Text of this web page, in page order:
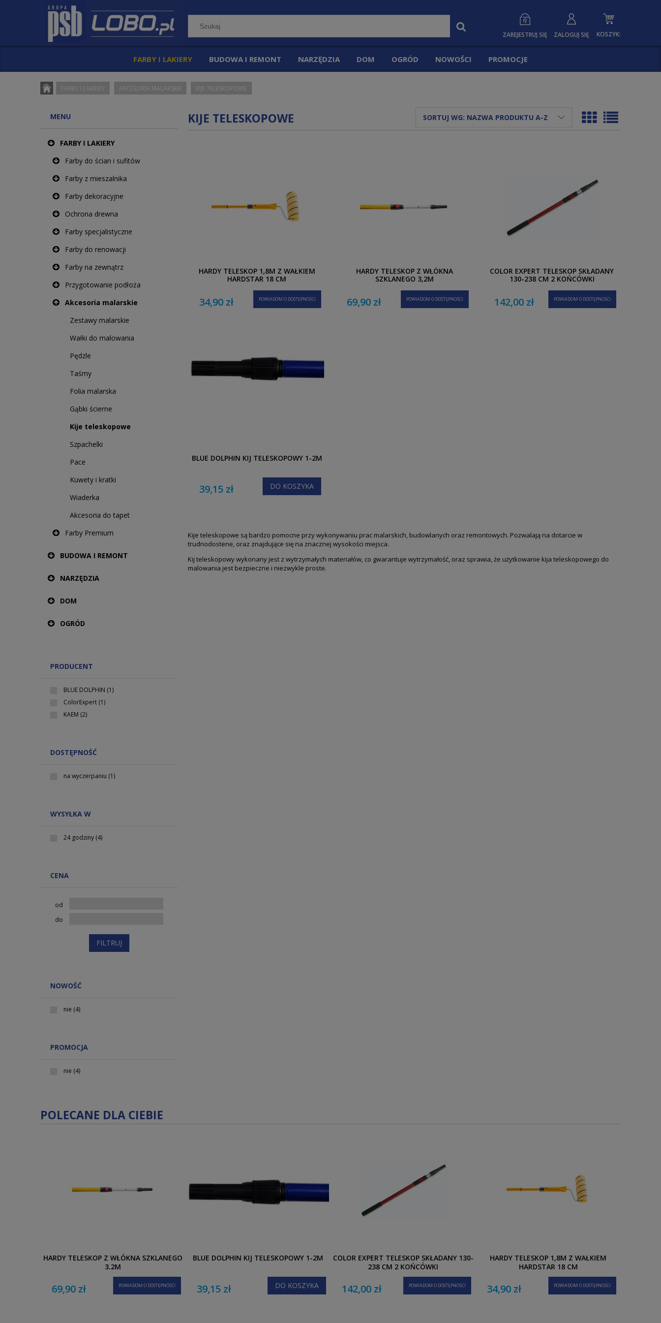
KOSZYK:
ZAREJESTRUJ SIĘ ZALOGUJ SIĘ
FARBY I LAKIERY BUDOWA I REMONT NARZĘDZIA DOM OGRÓD NOWOŚCI PROMOCJE
FARBY I LAKIERY AKCESORIA MALARSKIE KIJE TELESKOPOWE
MENU
FARBY I LAKIERY
Farby do ścian i sufitów
Farby z mieszalnika
Farby dekoracyjne
Ochrona drewna
Farby specjalistyczne
Farby do renowacji
Farby na zewnątrz
Przygotowanie podłoża
Akcesoria malarskie
Zestawy malarskie
Wałki do malowania
Pędzle
Taśmy
Folia malarska
Gąbki ścierne
Kije teleskopowe
Szpachelki
Pace
Kuwety i kratki
Wiaderka
Akcesoria do tapet
Farby Premium
BUDOWA I REMONT
NARZĘDZIA
DOM
OGRÓD
PRODUCENT
BLUE DOLPHIN (1)
ColorExpert (1)
KAEM (2)
DOSTĘPNOŚĆ
na wyczerpaniu (1)
WYSYŁKA W
24 godziny (4)
CENA
od
do
FILTRUJ
NOWOŚĆ
nie (4)
PROMOCJA
nie (4)
KIJE TELESKOPOWE SORTUJ WG: NAZWA PRODUKTU A-Z
HARDY TELESKOP 1,8M Z WAŁKIEM
HARDSTAR 18 CM
34,90 zł POWIADOM O DOSTĘPNOŚCI
HARDY TELESKOP Z WŁÓKNA
SZKLANEGO 3,2M
69,90 zł POWIADOM O DOSTĘPNOŚCI
COLOR EXPERT TELESKOP SKŁADANY
130-238 CM 2 KOŃCÓWKI
142,00 zł POWIADOM O DOSTĘPNOŚCI
BLUE DOLPHIN KIJ TELESKOPOWY 1-2M
39,15 zł DO KOSZYKA
Kije teleskopowe są bardzo pomocne przy wykonywaniu prac malarskich, budowlanych oraz remontowych. Pozwalają na dotarcie w
trudnodostene, oraz znajdujące się na znacznej wysokości miejsca.
Kij teleskopowy wykonany jest z wytrzymałych materiałów, co gwarantuje wytrzymałość, oraz sprawia, że użytkowanie kija teleskopowego do
malowania jest bezpieczne i niezwykle proste.
POLECANE DLA CIEBIE
HARDY TELESKOP Z WŁÓKNA SZKLANEGO
3,2M
69,90 zł POWIADOM O DOSTĘPNOŚCI
BLUE DOLPHIN KIJ TELESKOPOWY 1-2M
39,15 zł DO KOSZYKA
COLOR EXPERT TELESKOP SKŁADANY 130-
238 CM 2 KOŃCÓWKI
142,00 zł POWIADOM O DOSTĘPNOŚCI
HARDY TELESKOP 1,8M Z WAŁKIEM
HARDSTAR 18 CM
34,90 zł POWIADOM O DOSTĘPNOŚCI